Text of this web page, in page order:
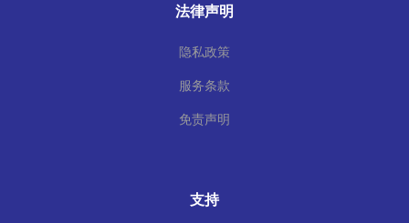
法律声明
隐私政策
服务条款
免责声明
支持